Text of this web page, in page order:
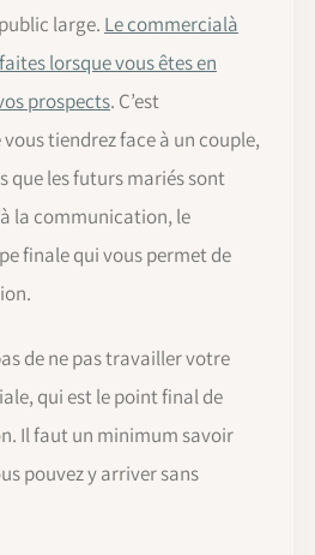
large. Le commercialà
lorsque vous êtes en
prospects. C’est
tiendrez face à un couple,
que les futurs mariés sont
la communication, le
finale qui vous permet de
de ne pas travailler votre
qui est le point final de
Il faut un minimum savoir
pouvez y arriver sans